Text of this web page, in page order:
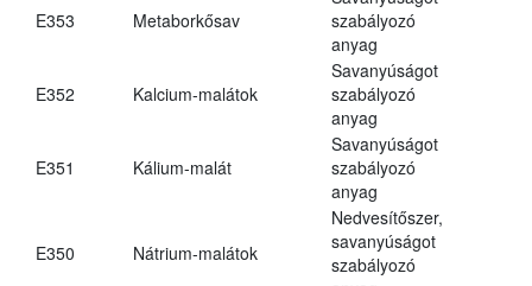
E353 Metaborkősav
szabályozó
anyag
E352 Kalcium-malátok
Savanyúságot
szabályozó
anyag
E351 Kálium-malát
Savanyúságot
szabályozó
anyag
E350 Nátrium-malátok
Nedvesítőszer,
savanyúságot
szabályozó